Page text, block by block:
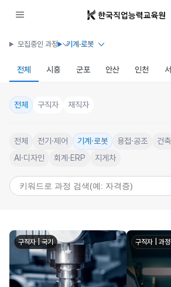
모집중인 과정 기계·로봇
전체 시흥 군포 안산 인천
전체 구직자 재직자
전체 전기·제어 기계·로봇 용접·공조 건
AI·디자인
회계·ERP 지게차
구직자 | 국기 구직자 | 과